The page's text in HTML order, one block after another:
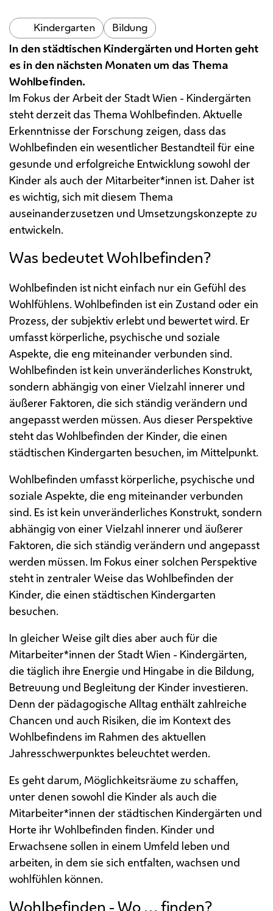
Kindergarten Bildung
In den städtischen Kindergärten und Horten geht
es in den nächsten Monaten um das Thema
Wohlbefinden.
Im Fokus der Arbeit der Stadt Wien - Kindergärten
steht derzeit das Thema Wohlbefinden. Aktuelle
Erkenntnisse der Forschung zeigen, dass das
Wohlbefinden ein wesentlicher Bestandteil für eine
gesunde und erfolgreiche Entwicklung sowohl der
Kinder als auch der Mitarbeiter*innen ist. Daher ist
es wichtig, sich mit diesem Thema
auseinanderzusetzen und Umsetzungskonzepte zu
entwickeln.
Was bedeutet Wohlbefinden?
Wohlbefinden ist nicht einfach nur ein Gefühl des
Wohlfühlens. Wohlbefinden ist ein Zustand oder ein
Prozess, der subjektiv erlebt und bewertet wird. Er
umfasst körperliche, psychische und soziale
Aspekte, die eng miteinander verbunden sind.
Wohlbefinden ist kein unveränderliches Konstrukt,
sondern abhängig von einer Vielzahl innerer und
äußerer Faktoren, die sich ständig verändern und
angepasst werden müssen. Aus dieser Perspektive
steht das Wohlbefinden der Kinder, die einen
städtischen Kindergarten besuchen, im Mittelpunkt.
Wohlbefinden umfasst körperliche, psychische und
soziale Aspekte, die eng miteinander verbunden
sind. Es ist kein unveränderliches Konstrukt, sondern
abhängig von einer Vielzahl innerer und äußerer
Faktoren, die sich ständig verändern und angepasst
werden müssen. Im Fokus einer solchen Perspektive
steht in zentraler Weise das Wohlbefinden der
Kinder, die einen städtischen Kindergarten
besuchen.
In gleicher Weise gilt dies aber auch für die
Mitarbeiter*innen der Stadt Wien - Kindergärten,
die täglich ihre Energie und Hingabe in die Bildung,
Betreuung und Begleitung der Kinder investieren.
Denn der pädagogische Alltag enthält zahlreiche
Chancen und auch Risiken, die im Kontext des
Wohlbefindens im Rahmen des aktuellen
Jahresschwerpunktes beleuchtet werden.
Es geht darum, Möglichkeitsräume zu schaffen,
unter denen sowohl die Kinder als auch die
Mitarbeiter*innen der städtischen Kindergärten und
Horte ihr Wohlbefinden finden. Kinder und
Erwachsene sollen in einem Umfeld leben und
arbeiten, in dem sie sich entfalten, wachsen und
wohlfühlen können.
Wohlbefinden - Wo … finden?